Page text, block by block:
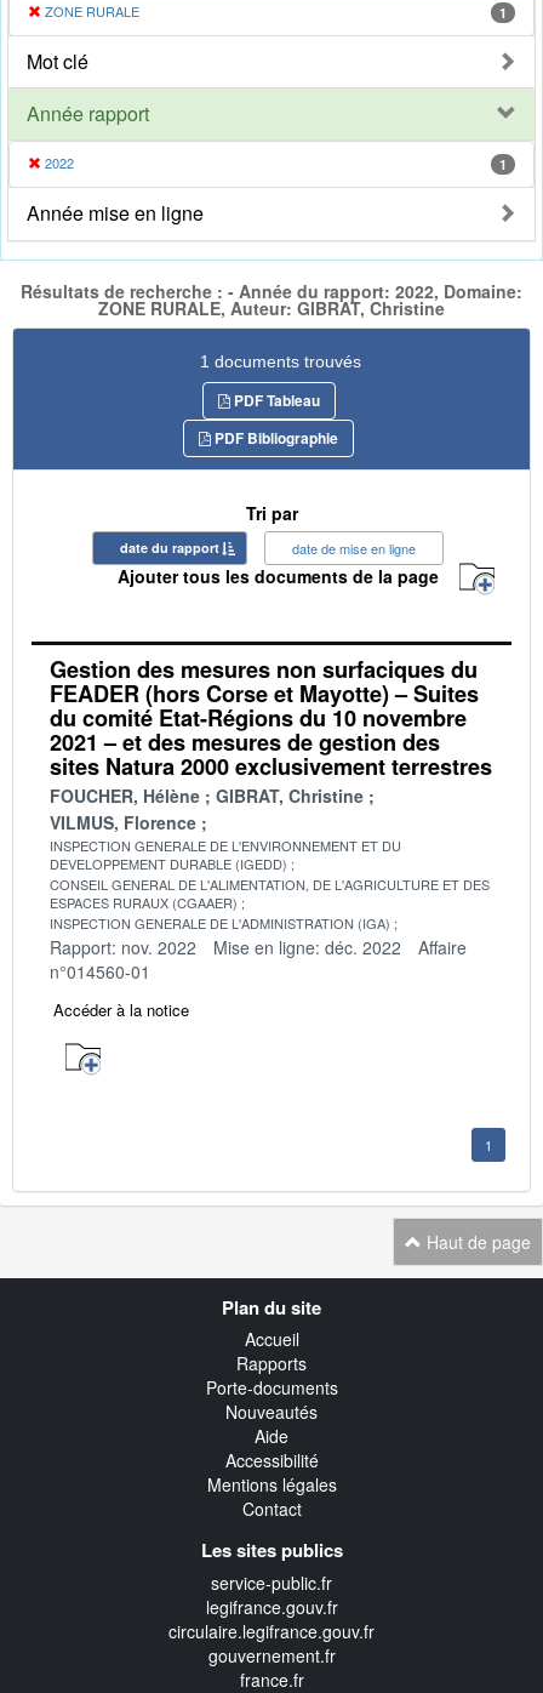
ZONE RURALE 1
Mot clé
Année rapport
2022 1
Année mise en ligne
Résultats de recherche : - Année du rapport: 2022, Domaine:
ZONE RURALE, Auteur: GIBRAT, Christine
1 documents trouvés
PDF Tableau
PDF Bibliographie
Tri par
date du rapport date de mise en ligne
Ajouter tous les documents de la page
Gestion des mesures non surfaciques du
FEADER (hors Corse et Mayotte) – Suites
du comité Etat-Régions du 10 novembre
2021 – et des mesures de gestion des
sites Natura 2000 exclusivement terrestres
FOUCHER, Hélène
GIBRAT, Christine
VILMUS, Florence
INSPECTION GENERALE DE L'ENVIRONNEMENT ET DU
DEVELOPPEMENT DURABLE (IGEDD)
CONSEIL GENERAL DE L'ALIMENTATION, DE L'AGRICULTURE ET DES
ESPACES RURAUX (CGAAER)
INSPECTION GENERALE DE L'ADMINISTRATION (IGA)
Rapport: nov. 2022 Mise en ligne: déc. 2022
Affaire
n°014560-01
Accéder à la notice
1
Haut de page
Plan du site
Accueil
Rapports
Porte-documents
Nouveautés
Aide
Accessibilité
Mentions légales
Contact
Les sites publics
service-public.fr
legifrance.gouv.fr
circulaire.legifrance.gouv.fr
gouvernement.fr
france.fr